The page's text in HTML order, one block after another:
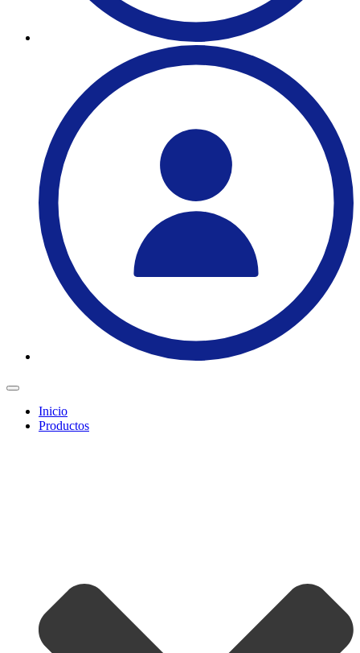
Inicio
Productos